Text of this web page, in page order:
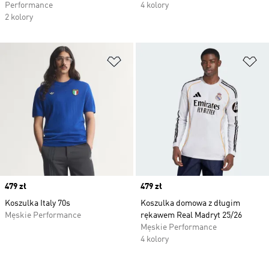
Performance
2 kolory
4 kolory
Dodaj do listy życzeń
Price
479 zł
Koszulka Italy 70s
Męskie Performance
Price
479 zł
Koszulka domowa z długim
rękawem Real Madryt 25/26
Męskie Performance
4 kolory